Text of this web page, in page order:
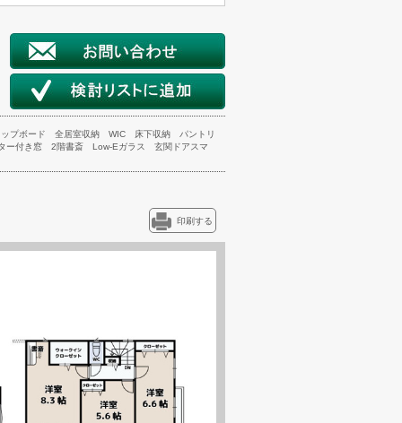
プボード 全居室収納 WIC 床下収納
パントリ
ー付き窓
2階書斎 Low-Eガラス 玄関ドアスマ
印刷する